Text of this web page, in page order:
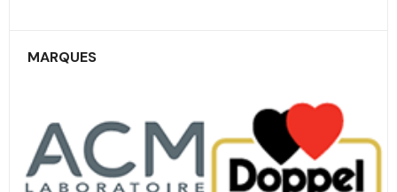
MARQUES